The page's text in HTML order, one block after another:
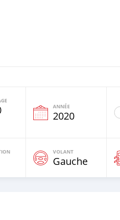
ANNÉE
2020
VOLANT
Gauche